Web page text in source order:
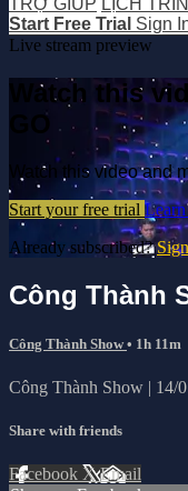
Start Free Trial Sign
Live stream preview
Watch this
GO
Watch this video and
Start your free trial
Already subscribed?
Công Thành
Công Thành Show• 1h 11m
Công Thành Show | 14/
Share with friends
Facebook XEmail